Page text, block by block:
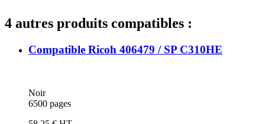
4 autres produits compatibles :
Compatible Ricoh 406479 / SP C310HE
Noir
6500 pages